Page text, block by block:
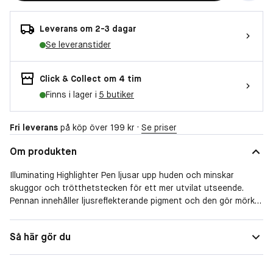
Leverans om 2-3 dagar
Se leveranstider
Click & Collect om 4 tim
Finns i lager i 5 butiker
Fri leverans på köp över 199 kr · Se priser
Om produkten
Illuminating Highlighter Pen ljusar upp huden och minskar
skuggor och trötthetstecken för ett mer utvilat utseende.
Pennan innehåller ljusreflekterande pigment och den gör mörka
innehåller fuktgivande arktiskt källvatten, utjämnande ekologisk
nordisk björksav och lystergivande nordiska hjortron, för att
Så här gör du